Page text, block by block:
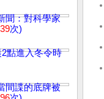
聞：對科學家
次)
點進入冬令時
間諜的底牌被